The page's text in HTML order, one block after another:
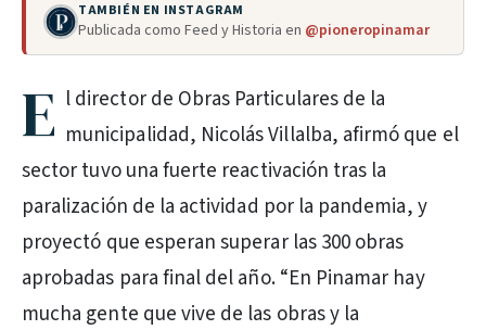
TAMBIÉN EN INSTAGRAM
Publicada como Feed y Historia en @pioneropinamar
E l director de Obras Particulares de la
municipalidad, Nicolás Villalba, afirmó que el
sector tuvo una fuerte reactivación tras la
paralización de la actividad por la pandemia, y
proyectó que esperan superar las 300 obras
aprobadas para final del año. “En Pinamar hay
mucha gente que vive de las obras y la